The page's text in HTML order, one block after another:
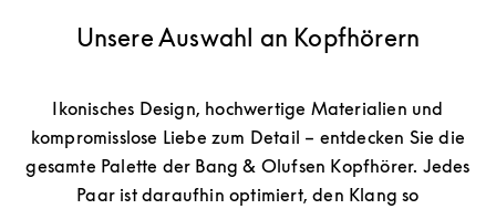
Unsere Auswahl an Kopfhörern
Ikonisches Design, hochwertige Materialien und
kompromisslose Liebe zum Detail – entdecken Sie die
gesamte Palette der Bang & Olufsen Kopfhörer. Jedes
Paar ist daraufhin optimiert, den Klang so